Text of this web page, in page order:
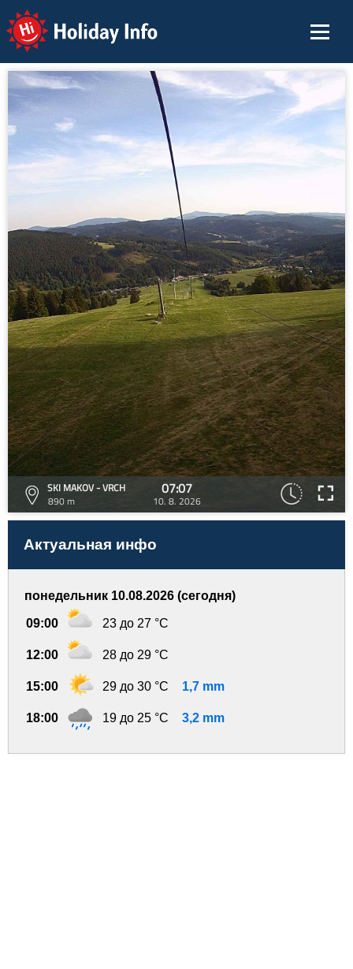
Holiday Info
SKI MAKOV - VRCH
890 m
07:07
10. 8. 2026
Актуальная инфо
понедельник 10.08.2026 (сегодня)
09:00 23 до 27 °C
12:00 28 до 29 °C
15:00 29 до 30 °C 1,7 mm
18:00 19 до 25 °C 3,2 mm